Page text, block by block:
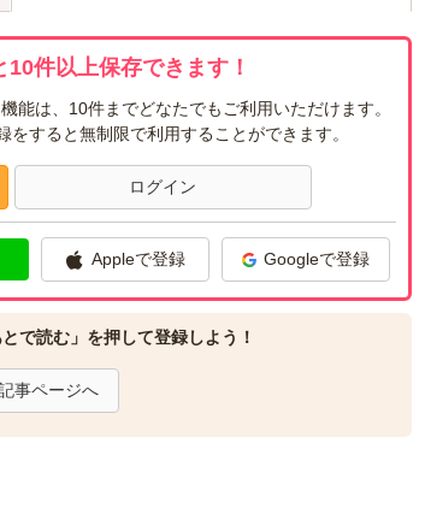
件以上保存できます！
能は、10件までどなたでもご利用いただけます。
すると無制限で利用することができます。
ログイン
Appleで登録 Googleで登録
で読む」を押して登録しよう！
事ページへ